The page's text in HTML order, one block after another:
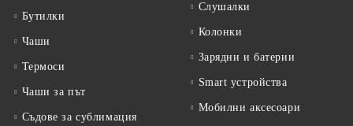
Бутилки
Чаши
Термоси
Чаши за път
Съдове за сублимация
Слушалки
Колонки
Зарядни и батерии
Smart устройства
Мобилни аксесоари